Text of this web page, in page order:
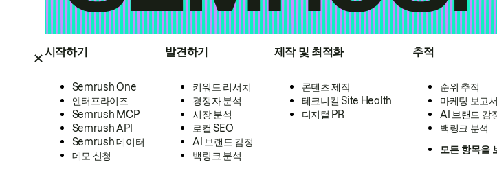
시작하기
Semrush One
엔터프라이즈
Semrush MCP
Semrush API
Semrush 데이터
데모 신청
발견하기
키워드 리서치
경쟁자 분석
시장 분석
로컬 SEO
AI 브랜드 감정
백링크 분석
제작 및 최적화
콘텐츠 제작
테크니컬 Site Health
디지털 PR
추적
순위 추적
마케팅 보고
AI 브랜드 감
백링크 분석
모든 항목을